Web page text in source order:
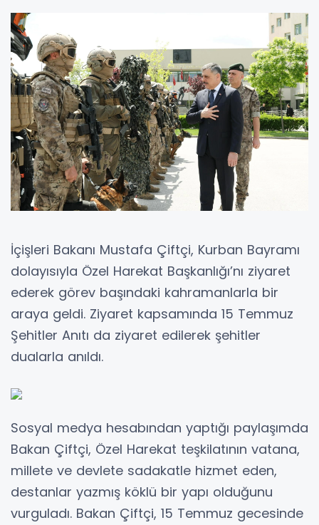
İçişleri Bakanı Mustafa Çiftçi, Kurban Bayramı
dolayısıyla Özel Harekat Başkanlığı’nı ziyaret
ederek görev başındaki kahramanlarla bir
araya geldi. Ziyaret kapsamında 15 Temmuz
Şehitler Anıtı da ziyaret edilerek şehitler
dualarla anıldı.
Sosyal medya hesabından yaptığı paylaşımda
Bakan Çiftçi, Özel Harekat teşkilatının vatana,
millete ve devlete sadakatle hizmet eden,
destanlar yazmış köklü bir yapı olduğunu
vurguladı. Bakan Çiftçi, 15 Temmuz gecesinde